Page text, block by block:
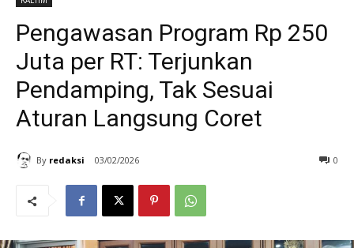
Pengawasan Program Rp 250
Juta per RT: Terjunkan
Pendamping, Tak Sesuai
Aturan Langsung Coret
By redaksi 03/02/2026 0